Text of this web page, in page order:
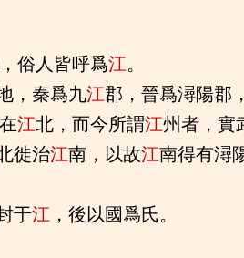
俗人皆呼爲江。
，秦爲九江郡，晉爲潯陽郡
江北，而今所謂江州者，實
徙治江南，以故江南得有潯
于江 ，後以國爲氏。